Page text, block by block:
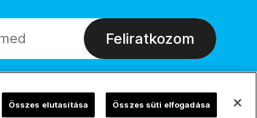
Feliratkozom
Összes elutasítása Összes süti elfogadása